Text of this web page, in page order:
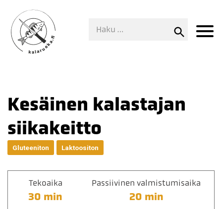
Kesäinen kalastajan
siikakeitto
Gluteeniton Laktoositon
Tekoaika
30 min
Passiivinen valmistumisaika
20 min